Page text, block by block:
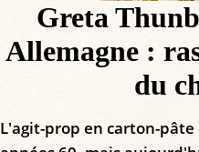
Greta
Allemagne :
du
L'agit-prop en carton-